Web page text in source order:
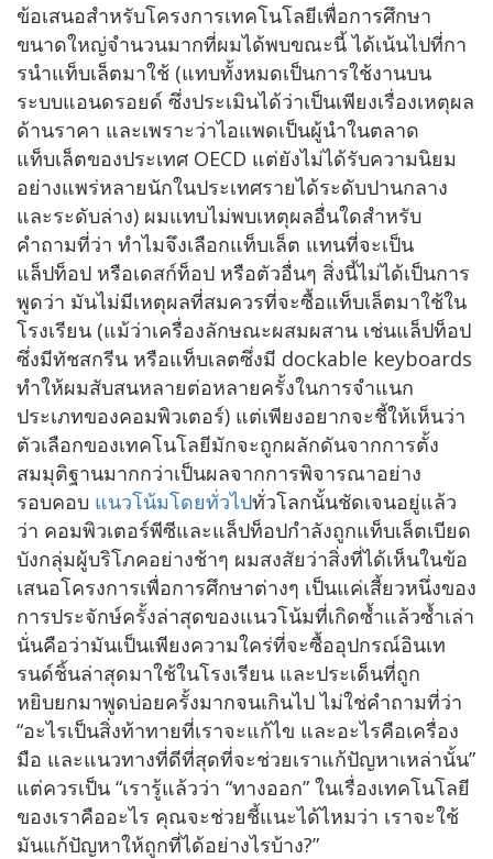
ข้อเสนอสำหรับโครงการเทคโนโลยีเพื่อการศึกษา
ขนาดใหญ่จำนวนมากที่ผมได้พบขณะนี้ ได้เน้นไปที่กา
รนำแท็บเล็ตมาใช้ (แทบทั้งหมดเป็นการใช้งานบน
ระบบแอนดรอยด์ ซึ่งประเมินได้ว่าเป็นเพียงเรื่องเหตุผล
ด้านราคา และเพราะว่าไอแพดเป็นผู้นำในตลาด
แท็บเล็ตของประเทศ OECD แต่ยังไม่ได้รับความนิยม
อย่างแพร่หลายนักในประเทศรายได้ระดับปานกลาง
และระดับล่าง) ผมแทบไม่พบเหตุผลอื่นใดสำหรับ
คำถามที่ว่า ทำไมจึงเลือกแท็บเล็ต แทนที่จะเป็น
แล็ปท็อป หรือเดสก์ท็อป หรือตัวอื่นๆ สิ่งนี้ไม่ได้เป็นการ
พูดว่า มันไม่มีเหตุผลที่สมควรที่จะซื้อแท็บเล็ตมาใช้ใน
โรงเรียน (แม้ว่าเครื่องลักษณะผสมผสาน เช่นแล็ปท็อป
ซึ่งมีทัชสกรีน หรือแท็บเลตซึ่งมี dockable keyboards
ทำให้ผมสับสนหลายต่อหลายครั้งในการจำแนก
ประเภทของคอมพิวเตอร์) แต่เพียงอยากจะชี้ให้เห็นว่า
ตัวเลือกของเทคโนโลยีมักจะถูกผลักดันจากการตั้ง
สมมุติฐานมากกว่าเป็นผลจากการพิจารณาอย่าง
รอบคอบ แนวโน้มโดยทั่วไปทั่วโลกนั้นชัดเจนอยู่แล้ว
ว่า คอมพิวเตอร์พีซีและแล็ปท็อปกำลังถูกแท็บเล็ตเบียด
บังกลุ่มผู้บริโภคอย่างช้าๆ ผมสงสัยว่าสิ่งที่ได้เห็นในข้อ
เสนอโครงการเพื่อการศึกษาต่างๆ เป็นแค่เสี้ยวหนึ่งของ
การประจักษ์ครั้งล่าสุดของแนวโน้มที่เกิดซ้ำแล้วซ้ำเล่า
นั่นคือว่ามันเป็นเพียงความใคร่ที่จะซื้ออุปกรณ์อินเท
รนด์ชิ้นล่าสุดมาใช้ในโรงเรียน และประเด็นที่ถูก
หยิบยกมาพูดบ่อยครั้งมากจนเกินไป ไม่ใช่คำถามที่ว่า
“อะไรเป็นสิ่งท้าทายที่เราจะแก้ไข และอะไรคือเครื่อง
มือ และแนวทางที่ดีที่สุดที่จะช่วยเราแก้ปัญหาเหล่านั้น”
แต่ควรเป็น “เรารู้แล้วว่า “ทางออก” ในเรื่องเทคโนโลยี
ของเราคืออะไร คุณจะช่วยชี้แนะได้ไหมว่า เราจะใช้
มันแก้ปัญหาให้ถูกที่ได้อย่างไรบ้าง?”